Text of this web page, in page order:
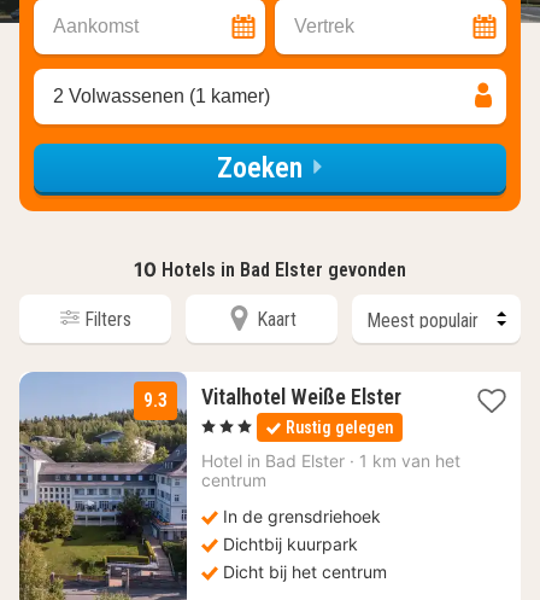
Aankomst Vertrek
2 Volwassenen (1 kamer)
Zoeken
10 Hotels in Bad Elster gevonden
Filters Kaart
9.3 Vitalhotel Weiße Elster1
nacht
vanaf
138
, 3 Sterren Rustig gelegen
Hotel in Bad Elster · 1 km van het
centrum
In de grensdriehoek
Dichtbij kuurpark
Dicht bij het centrum